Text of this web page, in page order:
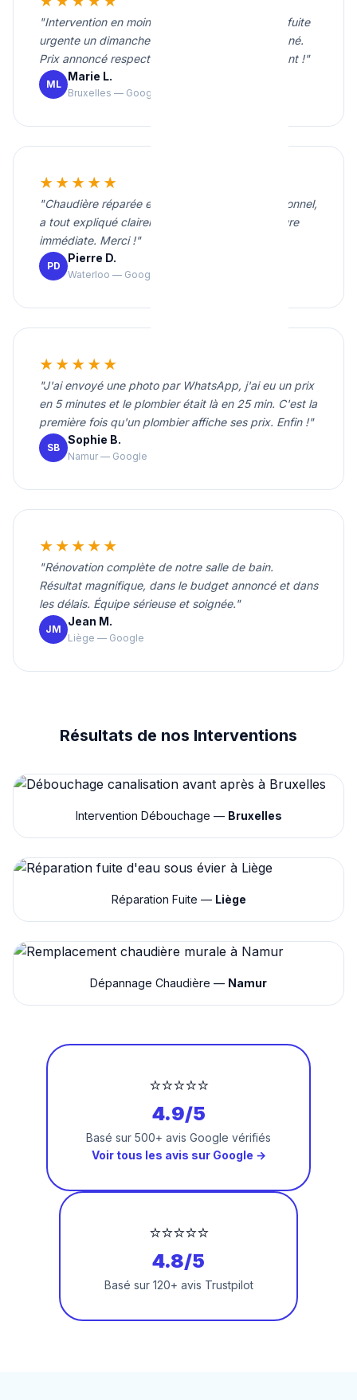
"Intervention en moins de 20 minutes pour une fuite
urgente un dimanche soir. Travail propre et soigné.
Prix annoncé respecté. Je recommande vivement !"
ML
Marie L.
Bruxelles — Google
★★★★★
"Chaudière réparée en une heure. Très professionnel,
a tout expliqué clairement. Tarif correct et facture
immédiate. Merci !"
PD
Pierre D.
Waterloo — Google
★★★★★
"J'ai envoyé une photo par WhatsApp, j'ai eu un prix
en 5 minutes et le plombier était là en 25 min. C'est la
première fois qu'un plombier affiche ses prix. Enfin !"
SB
Sophie B.
Namur — Google
★★★★★
"Rénovation complète de notre salle de bain.
Résultat magnifique, dans le budget annoncé et dans
les délais. Équipe sérieuse et soignée."
JM
Jean M.
Liège — Google
Résultats de nos Interventions
Intervention Débouchage — Bruxelles
Réparation Fuite — Liège
Dépannage Chaudière — Namur
⭐⭐⭐⭐⭐
4.9/5
Basé sur 500+ avis Google vérifiés
Voir tous les avis sur Google →
⭐⭐⭐⭐⭐
4.8/5
Basé sur 120+ avis Trustpilot